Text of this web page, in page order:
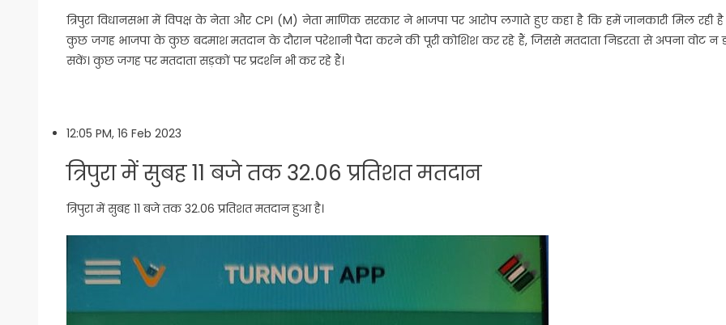
त्रिपुरा विधानसभा में विपक्ष के नेता और CPI (M) नेता माणिक सरकार ने भाजपा पर आरोप लगाते हुए कहा है कि हमें जानकारी मिल रही
कुछ जगह भाजपा के कुछ बदमाश मतदान के दौरान परेशानी पैदा करने की पूरी कोशिश कर रहे हैं, जिससे मतदाता निडरता से अपना वोट न
सकें। कुछ जगह पर मतदाता सड़कों पर प्रदर्शन भी कर रहे हैं।
12:05 PM, 16 Feb 2023
त्रिपुरा में सुबह 11 बजे तक 32.06 प्रतिशत मतदान
त्रिपुरा में सुबह 11 बजे तक 32.06 प्रतिशत मतदान हुआ है।